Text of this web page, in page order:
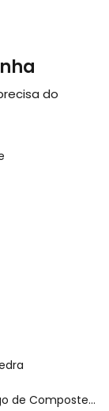
do
Santiago de Compostela